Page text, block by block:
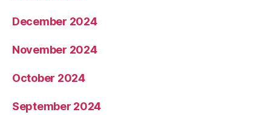
December 2024
November 2024
October 2024
September 2024